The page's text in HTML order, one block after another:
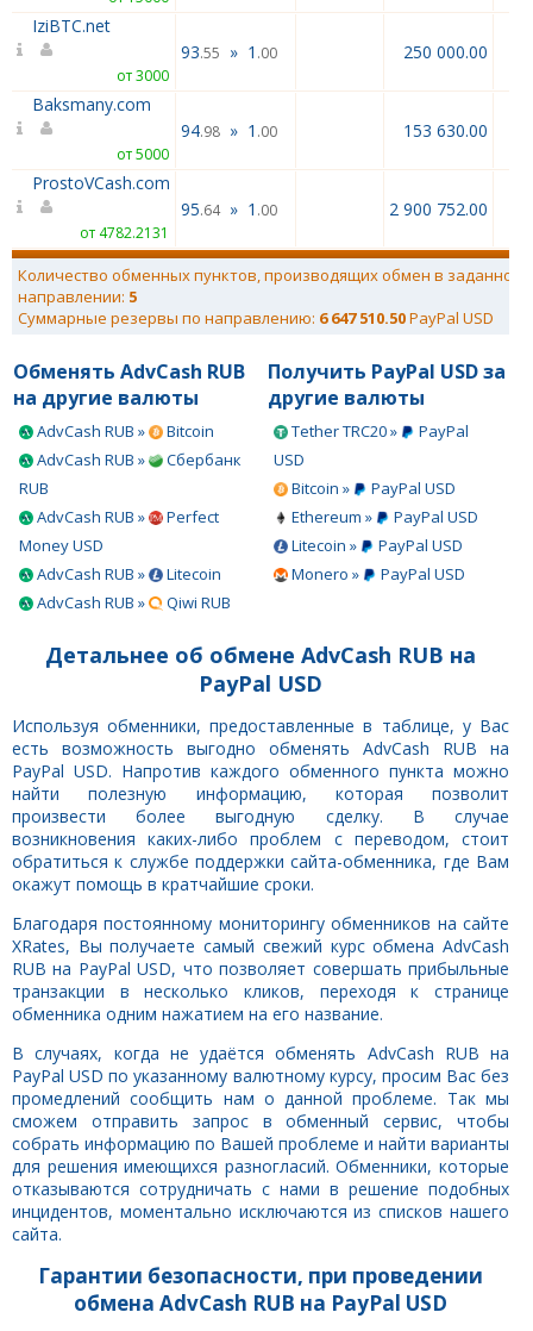
IziBTC.net
от 3000
93.55 » 1 .00 250 000.00
Baksmany.com
от 5000
94.98 » 1 .00 153 630.00
ProstoVCash.com
от 4782.2131
95.64 » 1 .00 2 900 752.00
Количество обменных пунктов, производящих обмен в заданном
направлении: 5
Суммарные резервы по направлению: 6 647 510.50PayPal USD
Обменять AdvCash RUB
на другие валюты
AdvCash RUB »
Bitcoin
AdvCash RUB »
Сбербанк
RUB
AdvCash RUB »
Perfect
Money USD
AdvCash RUB »
Litecoin
AdvCash RUB »
Qiwi RUB
Получить PayPal USD за
другие валюты
Tether TRC20 »
PayPal
USD
Bitcoin »
PayPal USD
Ethereum »
PayPal USD
Litecoin »
PayPal USD
Monero »
PayPal USD
Детальнее об обмене AdvCash RUB на
PayPal USD
Используя обменники, предоставленные в таблице, у Вас
есть возможность выгодно обменять AdvCash RUB на
PayPal USD. Напротив каждого обменного пункта можно
найти полезную информацию, которая позволит
произвести более выгодную сделку. В случае
возникновения каких-либо проблем с переводом, стоит
обратиться к службе поддержки сайта-обменника, где Вам
окажут помощь в кратчайшие сроки.
Благодаря постоянному мониторингу обменников на сайте
XRates, Вы получаете самый свежий курс обмена AdvCash
RUB на PayPal USD, что позволяет совершать прибыльные
транзакции в несколько кликов, переходя к странице
обменника одним нажатием на его название.
В случаях, когда не удаётся обменять AdvCash RUB на
PayPal USD по указанному валютному курсу, просим Вас без
промедлений сообщить нам о данной проблеме. Так мы
сможем отправить запрос в обменный сервис, чтобы
собрать информацию по Вашей проблеме и найти варианты
для решения имеющихся разногласий. Обменники, которые
отказываются сотрудничать с нами в решение подобных
инцидентов, моментально исключаются из списков нашего
сайта.
Гарантии безопасности, при проведении
обмена AdvCash RUB на PayPal USD